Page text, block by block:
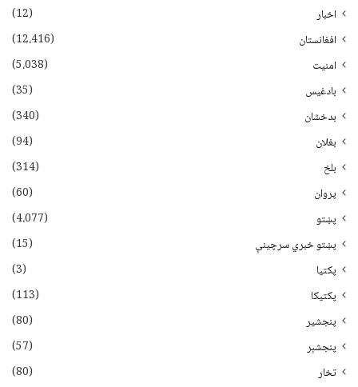
اخبار
(12)
افغانستان
(12،416)
امنیت
(5،038)
بادغیس
(35)
بدخشان
(340)
بغلان
(94)
بلخ
(314)
پروان
(60)
پښتو
(4،077)
پښتو خبري سرچينې
(15)
پکتيا
(3)
پکتیکا
(113)
پنجشیر
(80)
پنجشېر
(57)
تخار
(80)